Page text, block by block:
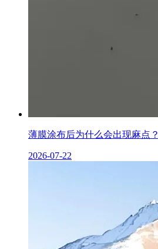
薄膜涂布后为什么会出现麻点？
2026-07-22